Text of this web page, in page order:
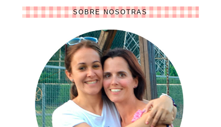
SOBRE NOSOTRAS